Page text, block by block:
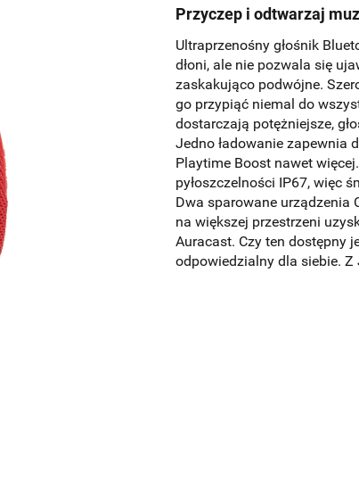
Przyczep i odtwarzaj
Ultraprzenośny głośnik
dłoni, ale nie pozwala się
zaskakująco podwójne.
go przypiąć niemal do
dostarczają potężniejsze,
Jedno ładowanie zapewnia
Playtime Boost nawet
pyłoszczelności IP67, więc
Dwa sparowane urządzenia
na większej przestrzeni
Auracast. Czy ten dostępny
odpowiedzialny dla siebie.